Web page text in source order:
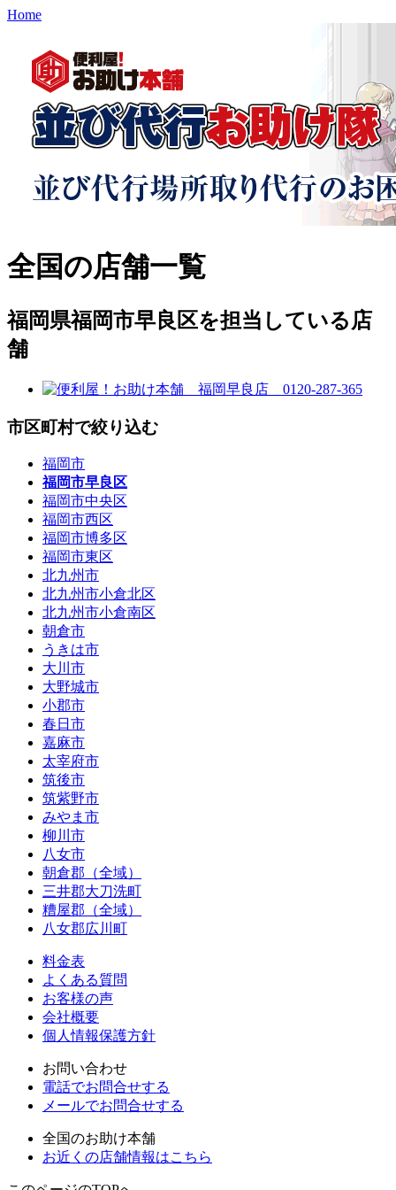
Home
全国の店舗一覧
福岡県福岡市早良区を担当している店
舗
市区町村で絞り込む
福岡市
福岡市早良区
福岡市中央区
福岡市西区
福岡市博多区
福岡市東区
北九州市
北九州市小倉北区
北九州市小倉南区
朝倉市
うきは市
大川市
大野城市
小郡市
春日市
嘉麻市
太宰府市
筑後市
筑紫野市
みやま市
柳川市
八女市
朝倉郡（全域）
三井郡大刀洗町
糟屋郡（全域）
八女郡広川町
料金表
よくある質問
お客様の声
会社概要
個人情報保護方針
お問い合わせ
電話でお問合せする
メールでお問合せする
全国のお助け本舗
お近くの店舗情報はこちら